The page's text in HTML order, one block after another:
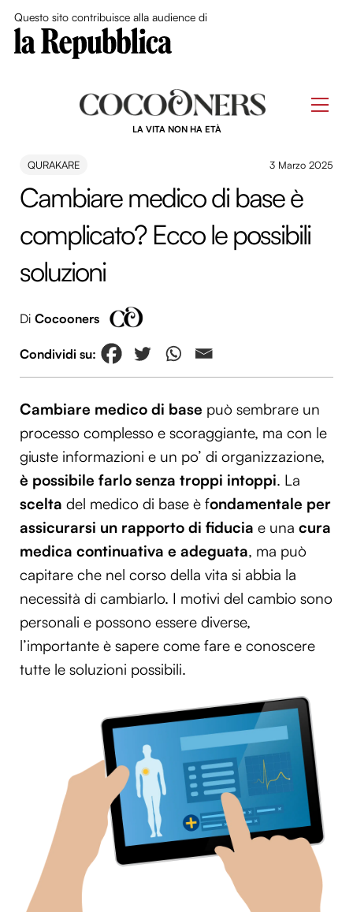
Questo sito contribuisce alla audience di
LA VITA NON HA ETÀ
QURAKARE 3 Marzo 2025
Cambiare medico di base è
complicato? Ecco le possibili
soluzioni
Di Cocooners
Cambiare medico di base può sembrare un
processo complesso e scoraggiante, ma con le
giuste informazioni e un po’ di organizzazione,
è possibile farlo senza troppi intoppi. La
scelta del medico di base è fondamentale per
assicurarsi un rapporto di fiducia e una cura
medica continuativa e adeguata, ma può
capitare che nel corso della vita si abbia la
necessità di cambiarlo. I motivi del cambio sono
personali e possono essere diverse,
l’importante è sapere come fare e conoscere
tutte le soluzioni possibili.